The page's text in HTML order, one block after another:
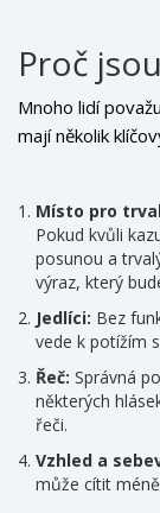
Proč
Mnoho lidí
mají několik
Místo pro
Pokud kvůli
posunou a
výraz, který
Jedlíci: Bez
vede k potížím
Řeč: Správná
některých
řeči.
Vzhled a
může cítit